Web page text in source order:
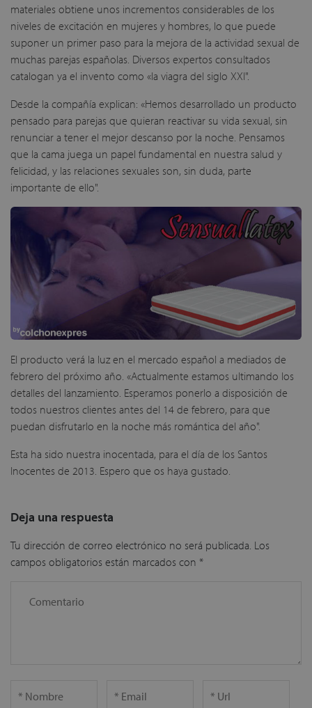
materiales obtiene unos incrementos considerables de los
niveles de excitación en mujeres y hombres, lo que puede
suponer un primer paso para la mejora de la actividad sexual de
muchas parejas españolas. Diversos expertos consultados
catalogan ya el invento como «la viagra del siglo XXI".
Desde la compañía explican: «Hemos desarrollado un producto
pensado para parejas que quieran reactivar su vida sexual, sin
renunciar a tener el mejor descanso por la noche. Pensamos
que la cama juega un papel fundamental en nuestra salud y
felicidad, y las relaciones sexuales son, sin duda, parte
importante de ello".
El producto verá la luz en el mercado español a mediados de
febrero del próximo año. «Actualmente estamos ultimando los
detalles del lanzamiento. Esperamos ponerlo a disposición de
todos nuestros clientes antes del 14 de febrero, para que
puedan disfrutarlo en la noche más romántica del año".
Esta ha sido nuestra inocentada, para el día de los Santos
Inocentes de 2013. Espero que os haya gustado.
Deja una respuesta
Tu dirección de correo electrónico no será publicada. Los
campos obligatorios están marcados con *